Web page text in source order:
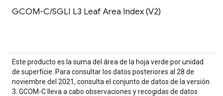
GCOM-C/SGLI L3 Leaf Area Index (V2)
Este producto es la suma del área de la hoja verde por unidad
de superficie. Para consultar los datos posteriores al 28 de
noviembre del 2021, consulta el conjunto de datos de la versión
3. GCOM-C lleva a cabo observaciones y recogidas de datos